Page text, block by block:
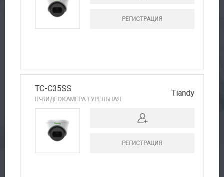
РЕГИСТРАЦИЯ
TC-C35SS
IP-ВИДЕОКАМЕРА ТУРЕЛЬНАЯ
Tiandy
РЕГИСТРАЦИЯ